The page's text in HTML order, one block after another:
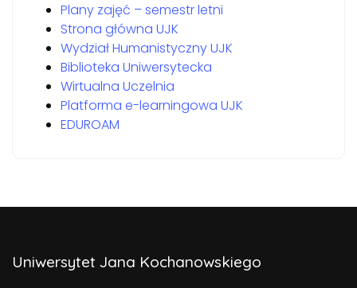
Plany zajęć – semestr letni
Strona główna UJK
Wydział Humanistyczny UJK
Biblioteka Uniwersytecka
Wirtualna Uczelnia
Platforma e-learningowa UJK
EDUROAM
Uniwersytet Jana Kochanowskiego